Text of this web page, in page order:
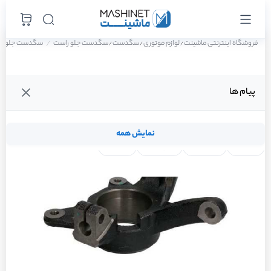
پیام ها
نمایش همه
فروشگاه اینترنتی ماشینت/لوازم موتوری/سگدست/سگدست جلو راست سگدست جلو